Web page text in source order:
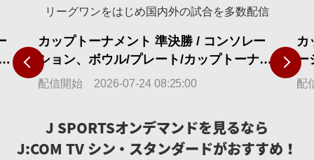
リーグワンをはじめ国内外の試合を多数配信
NEXT
7
カップトーナメント 準決勝 / コンソレー
ション、ボウル/プレート/カップトーナメ
ント 決勝 メイングラウンド 第13回全国高
配信開始 2026-07-24 08:25:00
カ
等
配
J SPORTSオンデマンドを見るなら
J:COM TV シン・スタンダードがおすすめ！